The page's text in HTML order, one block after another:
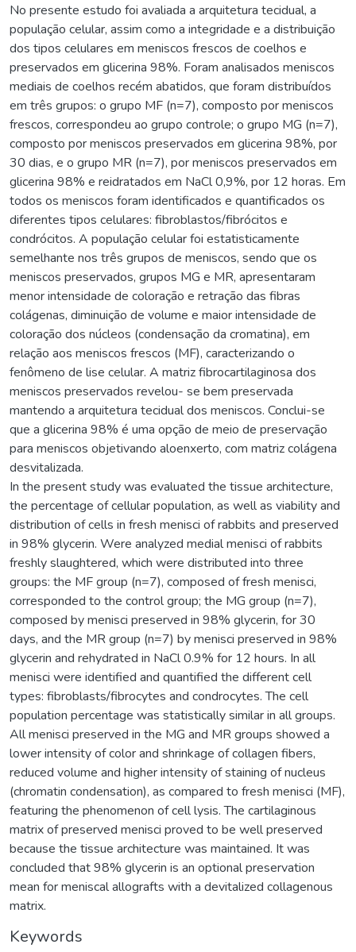
No presente estudo foi avaliada a arquitetura tecidual, a
população celular, assim como a integridade e a distribuição
dos tipos celulares em meniscos frescos de coelhos e
preservados em glicerina 98%. Foram analisados meniscos
mediais de coelhos recém abatidos, que foram distribuídos
em três grupos: o grupo MF (n=7), composto por meniscos
frescos, correspondeu ao grupo controle; o grupo MG (n=7),
composto por meniscos preservados em glicerina 98%, por
30 dias, e o grupo MR (n=7), por meniscos preservados em
glicerina 98% e reidratados em NaCl 0,9%, por 12 horas. Em
todos os meniscos foram identificados e quantificados os
diferentes tipos celulares: fibroblastos/fibrócitos e
condrócitos. A população celular foi estatisticamente
semelhante nos três grupos de meniscos, sendo que os
meniscos preservados, grupos MG e MR, apresentaram
menor intensidade de coloração e retração das fibras
colágenas, diminuição de volume e maior intensidade de
coloração dos núcleos (condensação da cromatina), em
relação aos meniscos frescos (MF), caracterizando o
fenômeno de lise celular. A matriz fibrocartilaginosa dos
meniscos preservados revelou- se bem preservada
mantendo a arquitetura tecidual dos meniscos. Conclui-se
que a glicerina 98% é uma opção de meio de preservação
para meniscos objetivando aloenxerto, com matriz colágena
desvitalizada.
In the present study was evaluated the tissue architecture,
the percentage of cellular population, as well as viability and
distribution of cells in fresh menisci of rabbits and preserved
in 98% glycerin. Were analyzed medial menisci of rabbits
freshly slaughtered, which were distributed into three
groups: the MF group (n=7), composed of fresh menisci,
corresponded to the control group; the MG group (n=7),
composed by menisci preserved in 98% glycerin, for 30
days, and the MR group (n=7) by menisci preserved in 98%
glycerin and rehydrated in NaCl 0.9% for 12 hours. In all
menisci were identified and quantified the different cell
types: fibroblasts/fibrocytes and condrocytes. The cell
population percentage was statistically similar in all groups.
All menisci preserved in the MG and MR groups showed a
lower intensity of color and shrinkage of collagen fibers,
reduced volume and higher intensity of staining of nucleus
(chromatin condensation), as compared to fresh menisci (MF),
featuring the phenomenon of cell lysis. The cartilaginous
matrix of preserved menisci proved to be well preserved
because the tissue architecture was maintained. It was
concluded that 98% glycerin is an optional preservation
mean for meniscal allografts with a devitalized collagenous
matrix.
Keywords